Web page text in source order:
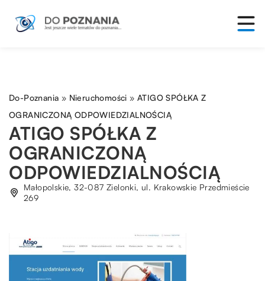
Do-Poznania » Nieruchomości »ATIGO SPÓŁKA Z
OGRANICZONĄ ODPOWIEDZIALNOŚCIĄ
ATIGO SPÓŁKA Z
OGRANICZONĄ
ODPOWIEDZIALNOŚCIĄ
Małopolskie, 32-087 Zielonki, ul. Krakowskie Przedmieście
269